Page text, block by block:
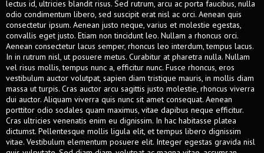
lectus id, ultricies blandit risus. Sed rutrum, arcu ac porta faucibus, nulla
odio condimentum libero, sed suscipit erat nisl ac orci. Aenean quis
consectetur ipsum. Aenean justo neque, varius et molestie egestas,
convallis eget justo. Etiam non tincidunt leo. Nullam a rhoncus orci.
Aenean consectetur lacus semper, rhoncus leo interdum, tempus lacus.
In in rutrum nisl, ut posuere metus. Curabitur at pharetra nulla. Nullam
vel risus mollis, tempus nunc a, efficitur nunc. Fusce rhoncus, eros
vestibulum auctor volutpat, sapien diam tristique mauris, in mollis diam
massa ut turpis. Cras auctor arcu sagittis justo molestie, rhoncus viverra
dui auctor. Aliquam viverra quis nunc sit amet consequat. Aenean
porttitor odio sodales quam maximus, vitae dapibus neque efficitur.
Cras ultricies venenatis enim eu dignissim. In hac habitasse platea
dictumst. Pellentesque mollis ligula elit, et tempus libero dignissim
vitae. Vestibulum elementum posuere elit. Integer egestas gravida nisl